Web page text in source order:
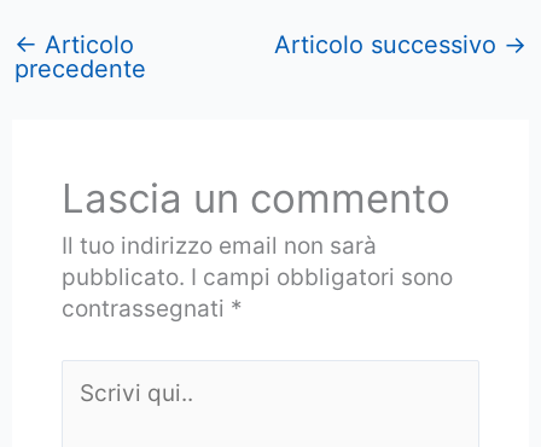
← Articolo
precedente
Articolo successivo →
Lascia un commento
Il tuo indirizzo email non sarà
pubblicato. I campi obbligatori sono
contrassegnati *
qui..